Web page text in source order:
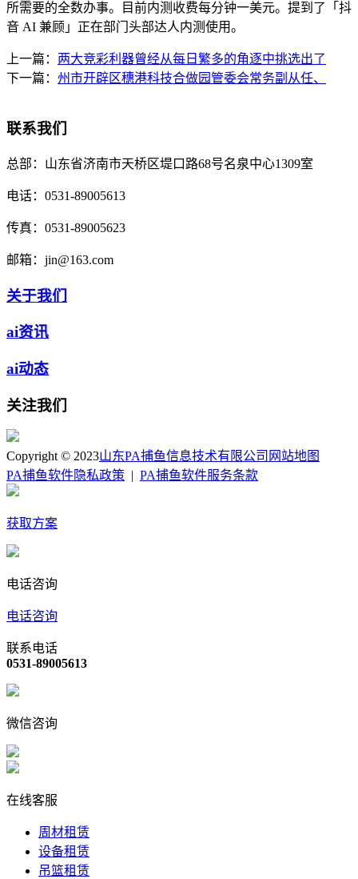
所需要的全数办事。目前内测收费每分钟一美元。提到了「抖
音 AI 兼顾」正在部门头部达人内测使用。
上一篇： 两大竞彩利器曾经从每日繁多的角逐中挑选出了
下一篇： 州市开辟区穗港科技合做园管委会常务副从任、
联系我们
总部： 山东省济南市天桥区堤口路68号名泉中心1309室
电话： 0531-89005613
传真： 0531-89005623
邮箱： jin@163.com
关于我们
ai资讯
ai动态
关注我们
Copyright © 2023山东PA捕鱼信息技术有限公司 网站地图
PA捕鱼软件隐私政策
PA捕鱼软件服务条款
获取方案
电话咨询
电话咨询
联系电话
0531-89005613
微信咨询
在线客服
周材租赁
设备租赁
吊篮租赁